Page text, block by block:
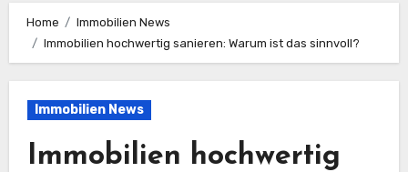
Home
Immobilien News
Immobilien hochwertig sanieren: Warum ist das sinnvoll?
Immobilien News
Immobilien hochwertig